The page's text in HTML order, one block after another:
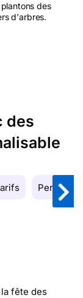
des
d'arbres.
des
fête des